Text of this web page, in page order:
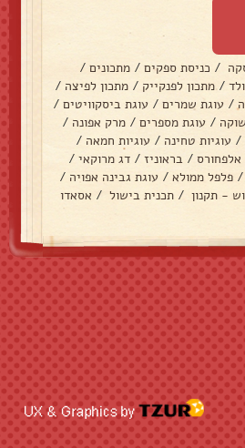
/ כניסת ספקים / מתכונים /
/ מתכון לפנקייק / מתכון לפיצה /
/ עוגת שמרים / עוגת ביסקוויטים /
/ עוגת מספרים / מרק אפונה /
/ עוגיות טחינה / עוגיות חמאה /
אלפחורס / בראוניז / דג מרוקאי /
/ פלפל ממולא / עוגת גבינה אפויה /
- תקנון / תכנית בישול / אסאדו